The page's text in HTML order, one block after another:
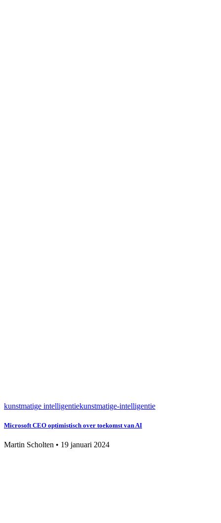
kunstmatige intelligentiekunstmatige-intelligentie
Microsoft CEO optimistisch over toekomst van AI
Martin Scholten • 19 januari 2024